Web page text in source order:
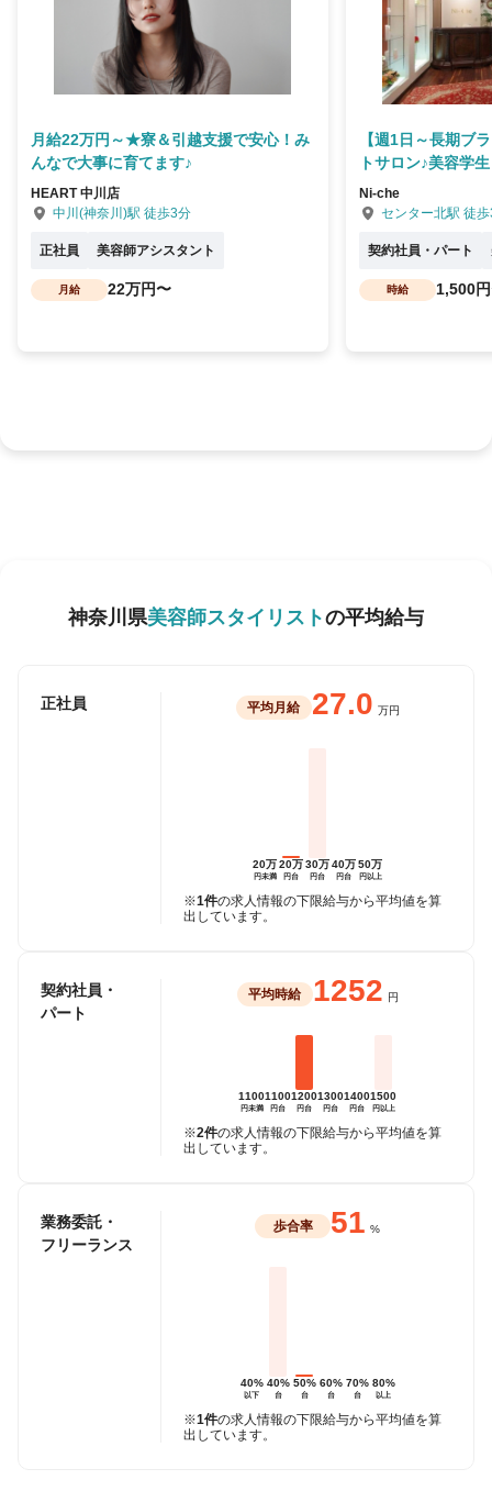
月給22万円～★寮＆引越支援で安心！み
んなで大事に育てます♪
HEART 中川店
中川(神奈川)駅 徒歩3分
正社員 美容師アシスタント
月給 22万円〜
【週1日～長期ブ
トサロン♪美容学
Ni-che
センター北駅 徒
契約社員・パート
時給 1,500
神奈川県美容師スタイリストの平均給与
正社員 平均月給 27.0 万円
20万
円未満
20万
円台
30万
円台
40万
円台
50万
円以上
※1件の求人情報の下限給与から平均値を算
出しています。
契約社員・
パート
平均時給 1252 円
1100
円未満
1100
円台
1200
円台
1300
円台
1400
円台
1500
円以上
※2件の求人情報の下限給与から平均値を算
出しています。
業務委託・
フリーランス
歩合率 51 %
40%
以下
40%
台
50%
台
60%
台
70%
台
80%
以上
※1件の求人情報の下限給与から平均値を算
出しています。